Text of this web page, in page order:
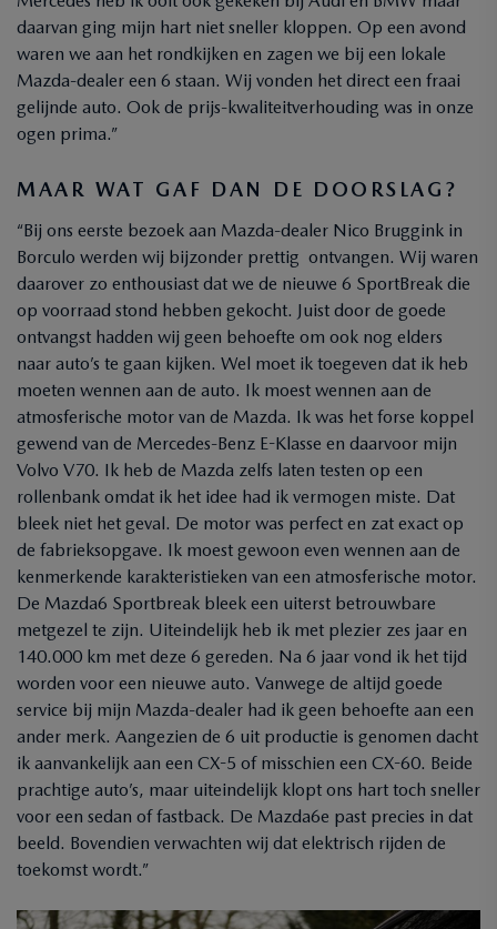
daarvan ging mijn hart niet sneller kloppen. Op een avond
waren we aan het rondkijken en zagen we bij een lokale
Mazda-dealer een 6 staan. Wij vonden het direct een fraai
gelijnde auto. Ook de prijs-kwaliteitverhouding was in onze
ogen prima.”
MAAR WAT GAF DAN DE DOORSLAG?
“Bij ons eerste bezoek aan Mazda-dealer Nico Bruggink in
Borculo werden wij bijzonder prettig ontvangen. Wij waren
daarover zo enthousiast dat we de nieuwe 6 SportBreak die
op voorraad stond hebben gekocht. Juist door de goede
ontvangst hadden wij geen behoefte om ook nog elders
naar auto’s te gaan kijken. Wel moet ik toegeven dat ik heb
moeten wennen aan de auto. Ik moest wennen aan de
atmosferische motor van de Mazda. Ik was het forse koppel
gewend van de Mercedes-Benz E-Klasse en daarvoor mijn
Volvo V70. Ik heb de Mazda zelfs laten testen op een
rollenbank omdat ik het idee had ik vermogen miste. Dat
bleek niet het geval. De motor was perfect en zat exact op
de fabrieksopgave. Ik moest gewoon even wennen aan de
kenmerkende karakteristieken van een atmosferische motor.
De Mazda6 Sportbreak bleek een uiterst betrouwbare
metgezel te zijn. Uiteindelijk heb ik met plezier zes jaar en
140.000 km met deze 6 gereden. Na 6 jaar vond ik het tijd
worden voor een nieuwe auto. Vanwege de altijd goede
service bij mijn Mazda-dealer had ik geen behoefte aan een
ander merk. Aangezien de 6 uit productie is genomen dacht
ik aanvankelijk aan een CX-5 of misschien een CX-60. Beide
prachtige auto’s, maar uiteindelijk klopt ons hart toch sneller
voor een sedan of fastback. De Mazda6e past precies in dat
beeld. Bovendien verwachten wij dat elektrisch rijden de
toekomst wordt.”